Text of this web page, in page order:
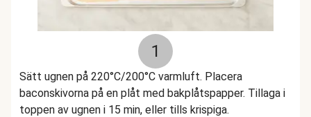
1
Sätt ugnen på 220°C/200°C varmluft. Placera
baconskivorna på en plåt med bakplåtspapper. Tillaga i
toppen av ugnen i 15 min, eller tills krispiga.